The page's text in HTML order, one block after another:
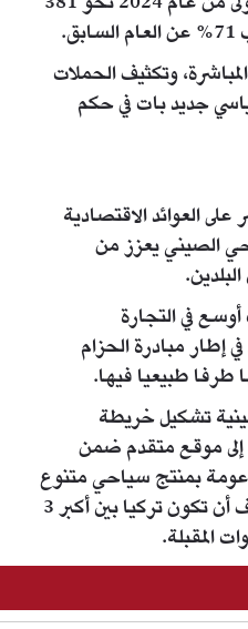
وتكثيف الحملات
جديد بات في حكم
العوائد الاقتصادية
الصيني يعزز من
في التجارة
إطار مبادرة الحزام
طرفا طبيعيا فيها.
تشكيل خريطة
إلى موقع متقدم ضمن
بمنتج سياحي متنوع
وإستراتيجية مدروسة تستهدف أن تكون تركيا بين أكبر 3
المقبلة.